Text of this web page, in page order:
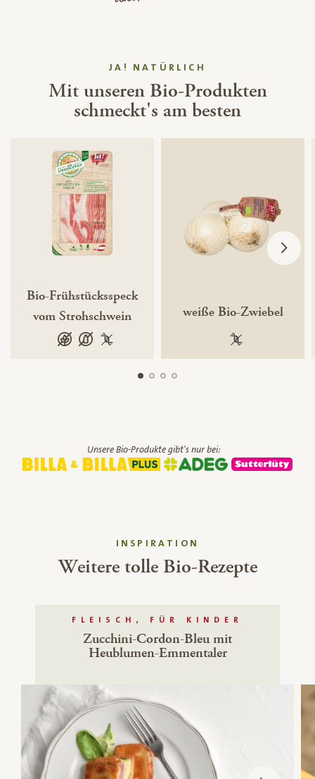
JA! NATÜRLICH
Mit unseren Bio-Produkten
schmeckt's am besten
Bio-Frühstücksspeck
vom Strohschwein
glutenfrei
laktosefrei100 % gentechnikfrei
weiße Bio-Zwiebel
100 %
Unsere Bio-Produkte gibt's nur bei:
INSPIRATION
Weitere tolle Bio-Rezepte
FLEISCH, FÜR KINDER
Zucchini-Cordon-Bleu mit
Heublumen-Emmentaler